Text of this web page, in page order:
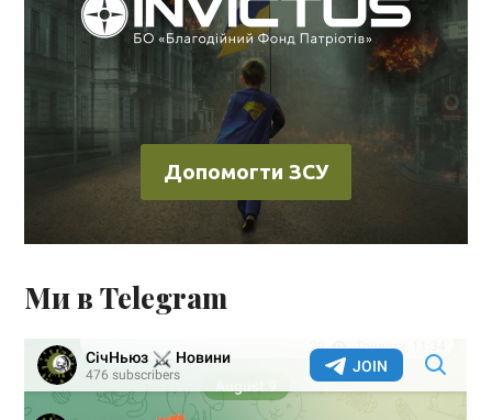
Допомогти ЗСУ
Ми в Telegram